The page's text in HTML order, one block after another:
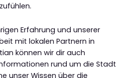
Erfahrung und unserer
mit lokalen Partnern in
können wir dir auch
rund um die Stadt
unser Wissen über die